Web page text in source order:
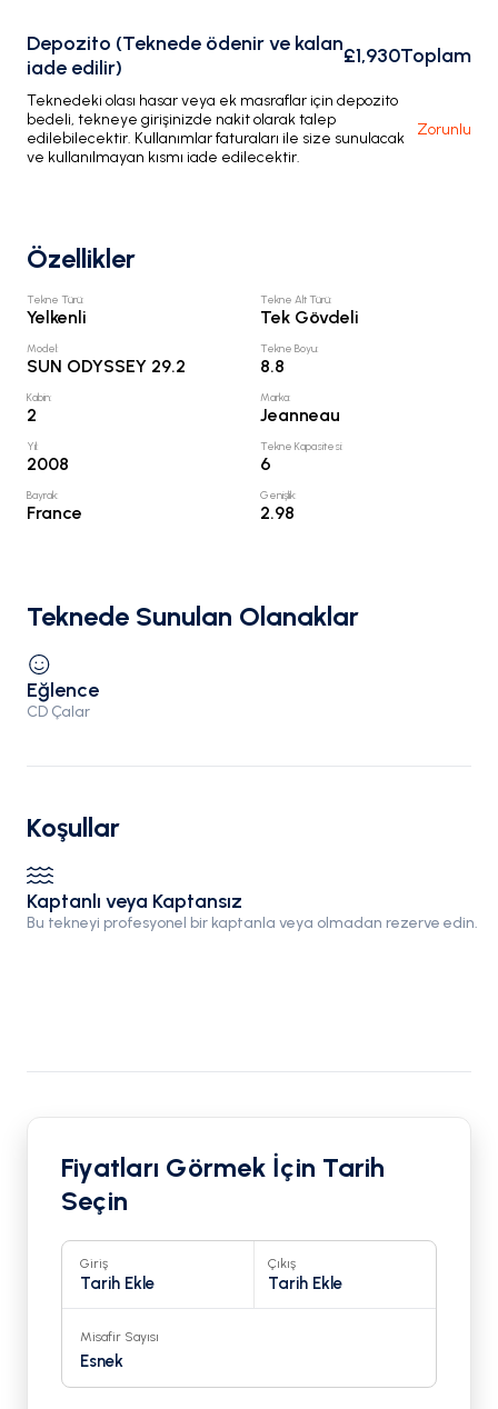
Depozito (Teknede ödenir ve kalan
iade edilir)
£1,930Toplam
Teknedeki olası hasar veya ek masraflar için depozito
bedeli, tekneye girişinizde nakit olarak talep
edilebilecektir. Kullanımlar faturaları ile size sunulacak
ve kullanılmayan kısmı iade edilecektir.
Zorunlu
Özellikler
Tekne Türü:
Yelkenli
Tekne Alt Türü:
Tek Gövdeli
Model:
SUN ODYSSEY 29.2
Tekne Boyu:
8.8
Kabin:
2
Marka:
Jeanneau
Yıl:
2008
Tekne Kapasitesi:
6
Bayrak:
France
Genişlik:
2.98
Teknede Sunulan Olanaklar
Eğlence
CD Çalar
Koşullar
Kaptanlı veya Kaptansız
Bu tekneyi profesyonel bir kaptanla veya olmadan rezerve edin.
Fiyatları Görmek İçin Tarih
Seçin
Giriş
Tarih Ekle
Çıkış
Tarih Ekle
Misafir Sayısı
Esnek